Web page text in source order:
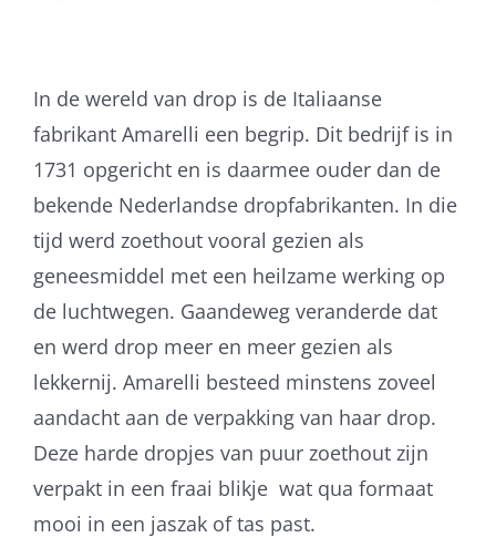
In de wereld van drop is de Italiaanse
fabrikant Amarelli een begrip. Dit bedrijf is in
1731 opgericht en is daarmee ouder dan de
bekende Nederlandse dropfabrikanten. In die
tijd werd zoethout vooral gezien als
geneesmiddel met een heilzame werking op
de luchtwegen. Gaandeweg veranderde dat
en werd drop meer en meer gezien als
lekkernij. Amarelli besteed minstens zoveel
aandacht aan de verpakking van haar drop.
Deze harde dropjes van puur zoethout zijn
verpakt in een fraai blikje wat qua formaat
mooi in een jaszak of tas past.